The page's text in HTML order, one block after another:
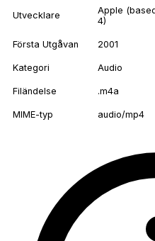
Utvecklare
Apple
4)
Första Utgåvan 2001
Kategori Audio
Filändelse .m4a
MIME-typ audio/mp4